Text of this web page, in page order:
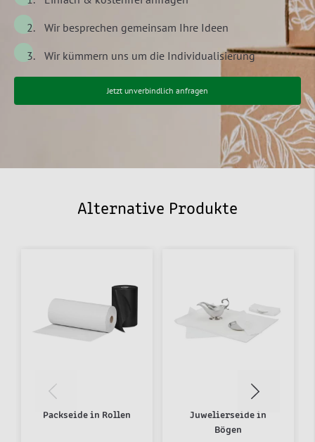
Wir besprechen gemeinsam Ihre Ideen
Wir kümmern uns um die Individualisierung
Jetzt unverbindlich anfragen
Alternative Produkte
Packseide in Rollen
Juwelierseide in
Bögen